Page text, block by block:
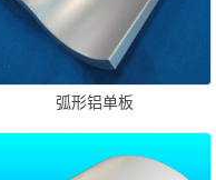
弧形铝单板